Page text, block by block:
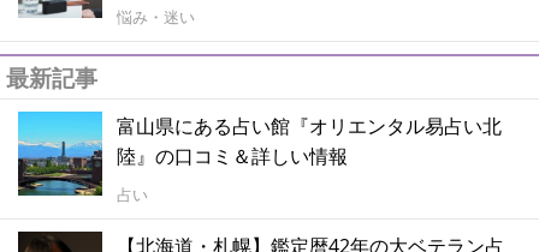
悩み・迷い
最新記事
富山県にある占い館『オリエンタル易占い北
陸』の口コミ＆詳しい情報
占い
【北海道・札幌】鑑定暦42年の大ベテラン占